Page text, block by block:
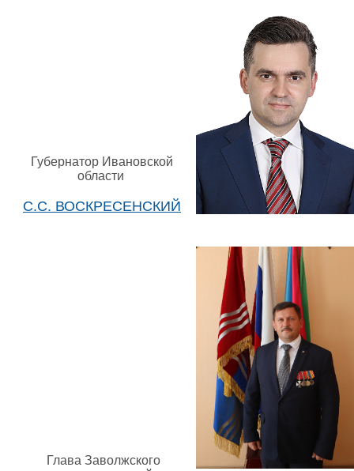
Губернатор Ивановской
области
С.С. ВОСКРЕСЕНСКИЙ
Глава Заволжского